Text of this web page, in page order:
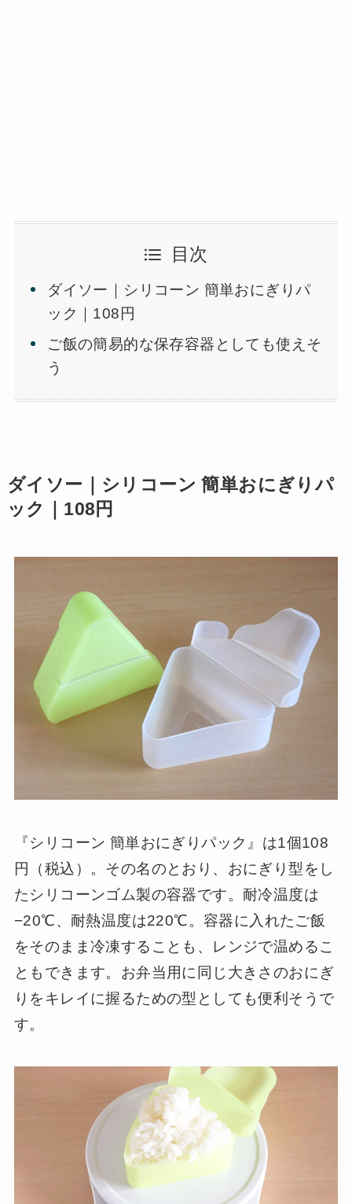
目次
ダイソー｜シリコーン 簡単おにぎりパ
ック｜108円
ご飯の簡易的な保存容器としても使えそ
う
ダイソー｜シリコーン 簡単おにぎりパ
ック｜108円
『シリコーン 簡単おにぎりパック』は1個108
円（税込）。その名のとおり、おにぎり型をし
たシリコーンゴム製の容器です。耐冷温度は
−20℃、耐熱温度は220℃。容器に入れたご飯
をそのまま冷凍することも、レンジで温めるこ
ともできます。お弁当用に同じ大きさのおにぎ
りをキレイに握るための型としても便利そうで
す。